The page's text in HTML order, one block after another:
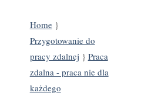
Home }
Przygotowanie do
pracy zdalnej } Praca
zdalna - praca nie dla
każdego